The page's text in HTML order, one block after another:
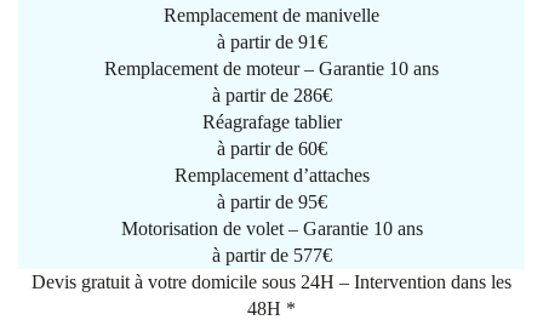
Remplacement de manivelle
à partir de 91€
Remplacement de moteur – Garantie 10 ans
à partir de 286€
Réagrafage tablier
à partir de 60€
Remplacement d’attaches
à partir de 95€
Motorisation de volet – Garantie 10 ans
à partir de 577€
Devis gratuit à votre domicile sous 24H – Intervention dans les
48H *